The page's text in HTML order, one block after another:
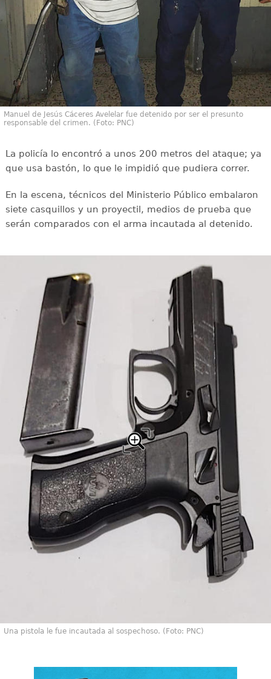
Manuel de Jesús Cáceres Avelelar fue detenido por ser el presunto
responsable del crimen. (Foto: PNC)
La policía lo encontró a unos 200 metros del ataque; ya
que usa bastón, lo que le impidió que pudiera correr.
En la escena, técnicos del Ministerio Público embalaron
siete casquillos y un proyectil, medios de prueba que
serán comparados con el arma incautada al detenido.
Una pistola le fue incautada al sospechoso. (Foto: PNC)